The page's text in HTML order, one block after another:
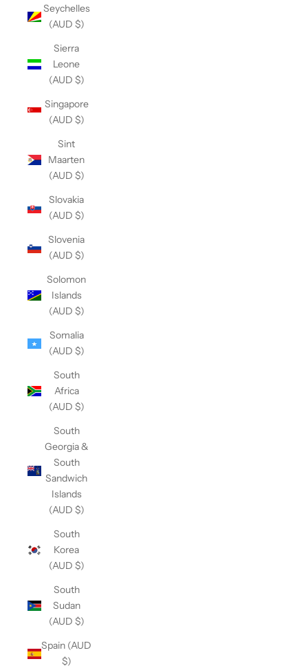
Seychelles
(AUD $)
Sierra
Leone
(AUD $)
Singapore
(AUD $)
Sint
Maarten
(AUD $)
Slovakia
(AUD $)
Slovenia
(AUD $)
Solomon
Islands
(AUD $)
Somalia
(AUD $)
South
Africa
(AUD $)
South
Georgia &
South
Sandwich
Islands
(AUD $)
South
Korea
(AUD $)
South
Sudan
(AUD $)
Spain (AUD
$)